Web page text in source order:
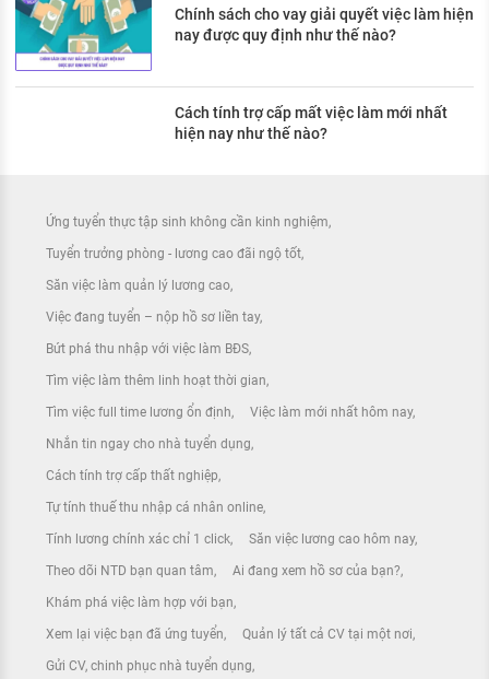
Chính sách cho vay giải quyết việc làm hiện
nay được quy định như thế nào?
Cách tính trợ cấp mất việc làm mới nhất
hiện nay như thế nào?
Ứng tuyển thực tập sinh không cần kinh nghiệm
Tuyển trưởng phòng - lương cao đãi ngộ tốt
Săn việc làm quản lý lương cao
Việc đang tuyển – nộp hồ sơ liền tay
Bứt phá thu nhập với việc làm BĐS
Tìm việc làm thêm linh hoạt thời gian
Tìm việc full time lương ổn định Việc làm mới nhất hôm nay
Nhắn tin ngay cho nhà tuyển dụng
Cách tính trợ cấp thất nghiệp
Tự tính thuế thu nhập cá nhân online
Tính lương chính xác chỉ 1 click Săn việc lương cao hôm nay
Theo dõi NTD bạn quan tâm Ai đang xem hồ sơ của bạn?
Khám phá việc làm hợp với bạn
Xem lại việc bạn đã ứng tuyển Quản lý tất cả CV tại một nơi
Gửi CV, chinh phục nhà tuyển dụng